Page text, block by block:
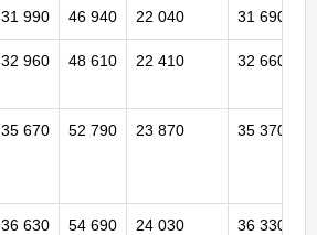
31 990 46 940 22 040 31 690
32 960 48 610 22 410 32 660
35 670 52 790 23 870 35 370
36 630 54 690 24 030 36 330